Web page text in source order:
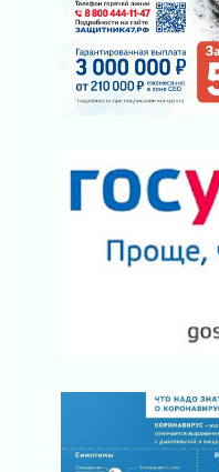
Уроки
Ленобласть
десантных войск
02 августа 2026
Ленобласть
регионом и страной
02 августа 2026
ПСК через
02 августа 2026
Пропавшего
районе Ленобласти